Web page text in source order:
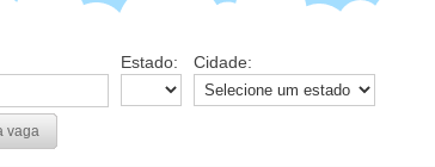
Estado: Cidade:
vaga